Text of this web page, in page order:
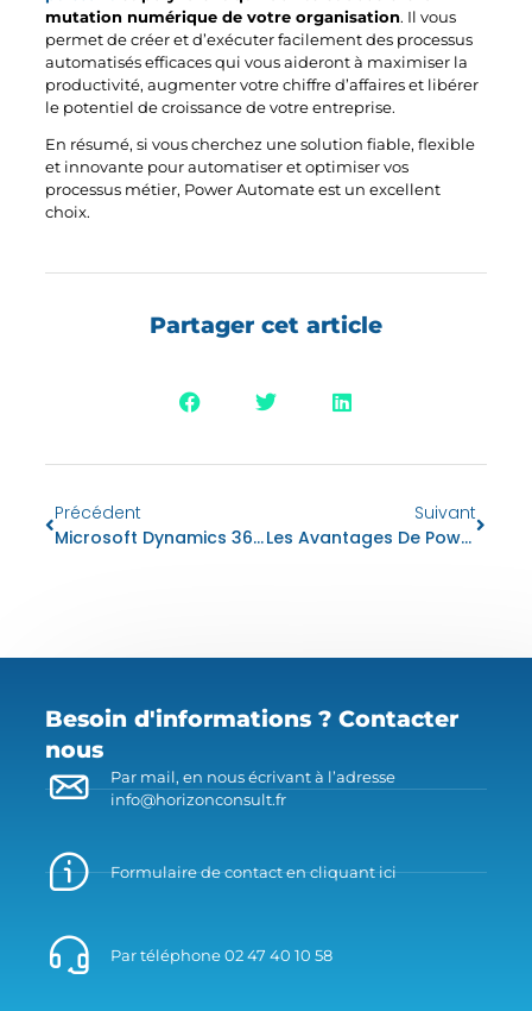
mutation numérique de votre organisation. Il vous
permet de créer et d’exécuter facilement des processus
automatisés efficaces qui vous aideront à maximiser la
productivité, augmenter votre chiffre d’affaires et libérer
le potentiel de croissance de votre entreprise.
En résumé, si vous cherchez une solution fiable, flexible
et innovante pour automatiser et optimiser vos
processus métier, Power Automate est un excellent
choix.
Partager cet article
Précédent
Microsoft Dynamics 365 : La Solution Polyvalente Pour La Transformation Digitale De Votre Entreprise
Suivant
Les Avantages De Power Automate : Simplifiez Votre Travail Et Gagnez En Productivité
Besoin d'informations ? Contacter
nous
Par mail, en nous écrivant à l’adresse
info@horizonconsult.fr
Formulaire de contact en cliquant ici
Par téléphone 02 47 40 10 58